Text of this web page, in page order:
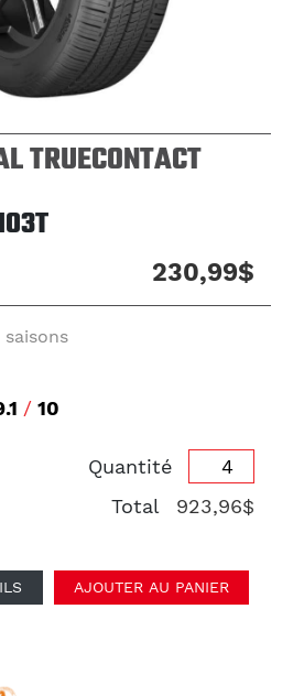
TRUECONTACT
230,99$
/ 10
Quantité
Total
923,96$
AJOUTER AU PANIER